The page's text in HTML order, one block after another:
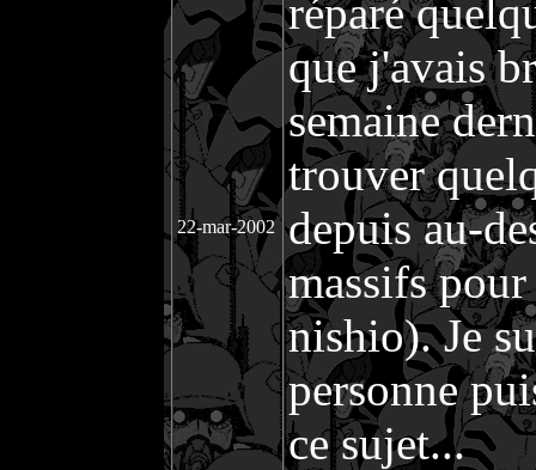
22-mar-2002
réparé
que j'avais
semaine
trouver
depuis au-
massifs
nishio). Je
personne
ce sujet...